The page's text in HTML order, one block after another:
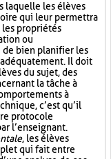
laquelle les élèves
qui leur permettra
les propriétés
ou
de bien planifier les
Il doit
du sujet, des
la tâche à
à
c’est qu’il
protocole
l’enseignant.
, les élèves
qui fait entre